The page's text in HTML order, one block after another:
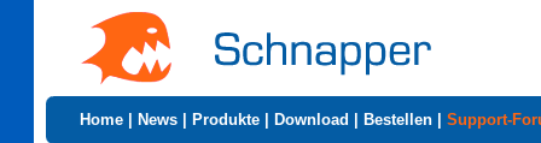
Home News Produkte Download Bestellen Support-